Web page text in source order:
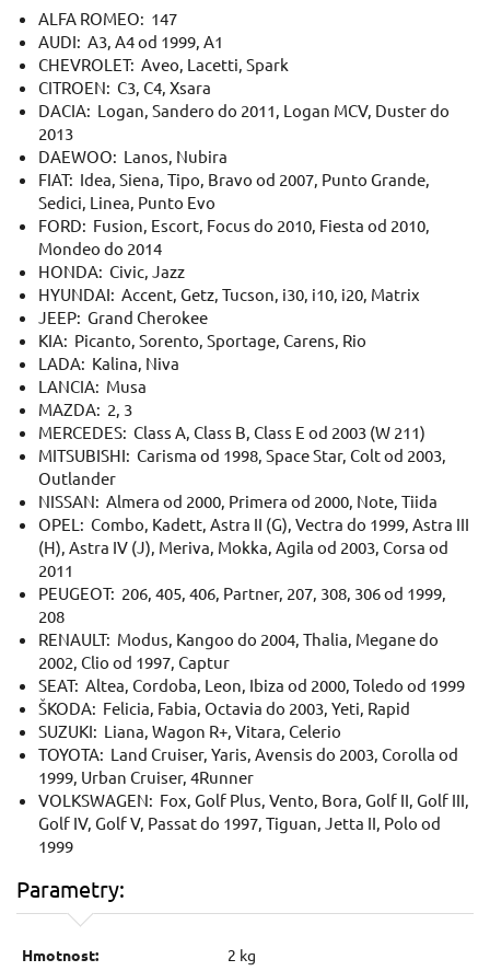
ALFA ROMEO: 147
AUDI: A3, A4 od 1999, A1
CHEVROLET: Aveo, Lacetti, Spark
CITROEN: C3, C4, Xsara
DACIA: Logan, Sandero do 2011, Logan MCV, Duster do
2013
DAEWOO: Lanos, Nubira
FIAT: Idea, Siena, Tipo, Bravo od 2007, Punto Grande,
Sedici, Linea, Punto Evo
FORD: Fusion, Escort, Focus do 2010, Fiesta od 2010,
Mondeo do 2014
HONDA: Civic, Jazz
HYUNDAI: Accent, Getz, Tucson, i30, i10, i20, Matrix
JEEP: Grand Cherokee
KIA: Picanto, Sorento, Sportage, Carens, Rio
LADA: Kalina, Niva
LANCIA: Musa
MAZDA: 2, 3
MERCEDES: Class A, Class B, Class E od 2003 (W 211)
MITSUBISHI: Carisma od 1998, Space Star, Colt od 2003,
Outlander
NISSAN: Almera od 2000, Primera od 2000, Note, Tiida
OPEL: Combo, Kadett, Astra II (G), Vectra do 1999, Astra III
(H), Astra IV (J), Meriva, Mokka, Agila od 2003, Corsa od
2011
PEUGEOT: 206, 405, 406, Partner, 207, 308, 306 od 1999,
208
RENAULT: Modus, Kangoo do 2004, Thalia, Megane do
2002, Clio od 1997, Captur
SEAT: Altea, Cordoba, Leon, Ibiza od 2000, Toledo od 1999
ŠKODA: Felicia, Fabia, Octavia do 2003, Yeti, Rapid
SUZUKI: Liana, Wagon R+, Vitara, Celerio
TOYOTA: Land Cruiser, Yaris, Avensis do 2003, Corolla od
1999, Urban Cruiser, 4Runner
VOLKSWAGEN: Fox, Golf Plus, Vento, Bora, Golf II, Golf III,
Golf IV, Golf V, Passat do 1997, Tiguan, Jetta II, Polo od
1999
Parametry:
Hmotnost: 2 kg